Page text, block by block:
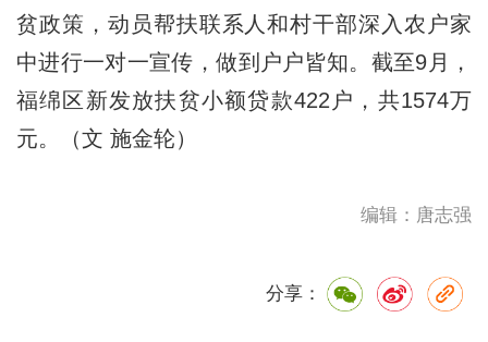
贫政策，动员帮扶联系人和村干部深入农户家
中进行一对一宣传，做到户户皆知。截至9月，
福绵区新发放扶贫小额贷款422户，共1574万
元。（文 施金轮）
编辑：唐志强
分享：